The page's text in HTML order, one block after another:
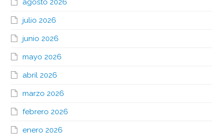
agosto 2026
julio 2026
junio 2026
mayo 2026
abril 2026
marzo 2026
febrero 2026
enero 2026